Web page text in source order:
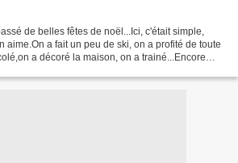
de belles fêtes de noël...Ici, c'était simple,
aime.On a fait un peu de ski, on a profité de toute
a décoré la maison, on a trainé...Encore